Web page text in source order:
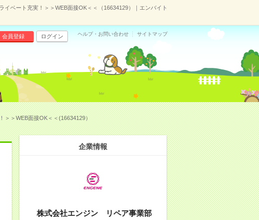
ベート充実！＞＞WEB面接OK＜＜（16634129）｜エンバイト
会員登録 ログイン ヘルプ・お問い合わせ サイトマップ
＞＞WEB面接OK＜＜(16634129）
企業情報
株式会社エンジン リペア事業部